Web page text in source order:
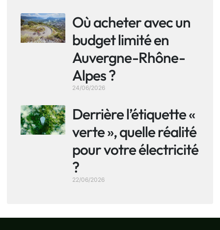
Où acheter avec un
budget limité en
Auvergne-Rhône-
Alpes ?
24/06/2026
Derrière l’étiquette «
verte », quelle réalité
pour votre électricité
?
22/06/2026